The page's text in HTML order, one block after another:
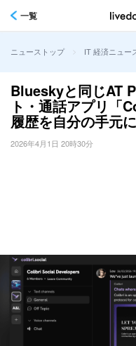
一覧
ニューストップ > IT 経済ニュー
Blueskyと同じAT
ト・通話アプリ「
履歴を自分の手元
2026年4月1日 20時30分